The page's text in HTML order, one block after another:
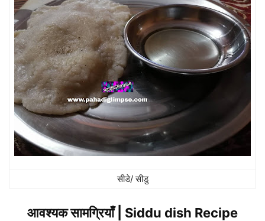
सीडे/ सीडु
आवश्यक सामग्रियाँ | Siddu dish Recipe